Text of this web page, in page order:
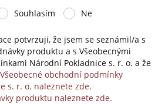
Souhlasím Ne
potvrzuji, že jsem se seznámil/a s
produktu a s Všeobecnými
Národní Pokladnice s. r. o. a že
Všeobecné obchodní podmínky
s. r. o. naleznete zde.
produktu naleznete zde.